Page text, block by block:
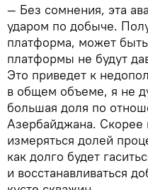
— Без сомнения, эта
ударом по добыче.
платформа, может
платформы не будут
Это приведет к
в общем объеме, я не
большая доля по
Азербайджана. Скорее
измеряться долей
как долго будет
и восстанавливаться